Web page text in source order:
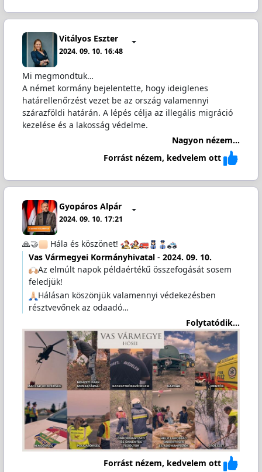
Vitályos Eszter
2024. 09. 10. 16:48
Mi megmondtuk…
A német kormány bejelentette, hogy ideiglenes
határellenőrzést vezet be az ország valamennyi
szárazföldi határán. A lépés célja az illegális migráció
kezelése és a lakosság védelme.
Nagyon nézem...
Forrást nézem, kedvelem ott
Gyopáros Alpár
2024. 09. 10. 17:21
🙏🤝
Hála és köszönet!
Vas Vármegyei Kormányhivatal- 2024. 09. 10.
Az elmúlt napok példaértékű összefogását sosem
feledjük!
Hálásan köszönjük valamennyi védekezésben
résztvevőnek az odaadó…
Folytatódik...
Forrást nézem, kedvelem ott